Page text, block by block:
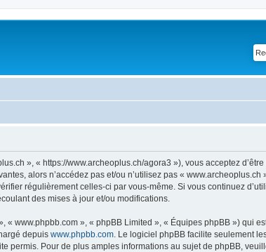
», « https://www.archeoplus.ch/agora3 »), vous acceptez
alors n’accédez pas et/ou n’utilisez pas «
régulièrement celles-ci par vous-même. Si vous continuez
des mises à jour et/ou modifications.
www.phpbb.com », « phpBB Limited », « Équipes phpBB ») qui
depuis www.phpbb.com . Le logiciel phpBB facilite seulement
permis. Pour de plus amples informations au sujet de phpBB,